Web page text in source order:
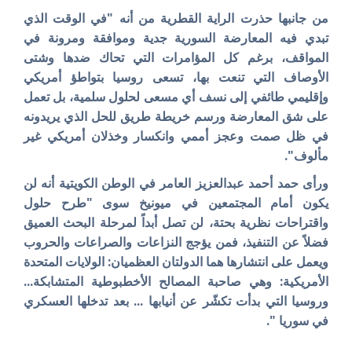
من جانبها حذرت الراية القطرية من أنه "في الوقت الذي
تبدي فيه المعارضة السورية جدية وموافقة ومرونة في
المواقف، برغم كل المؤامرات التي تحاك ضدها وشتى
الأوصاف التي تنعت بها، تسعى روسيا بتواطؤ أمريكي
وإقليمي طائفي إلى نسف أي مسعى لحلول سلمية، بل تعمل
على شق المعارضة ورسم خريطة طريق للحل الذي يريدونه
في ظل صمت وعجز أممي وانكسار وخذلان أمريكي غير
مألوف".
ورأى حمد أحمد عبدالعزيز العامر في الوطن الكويتية أنه لن
يكون أمام المجتمعين في ميونيخ سوى "طرح حلول
واقتراحات نظرية بحتة، لن تصل أبداً لمرحلة البحث العميق
فضلاً عن التنفيذ، فمن يؤجج النزاعات والصراعات والحروب
ويعمل على انتشارها هما الدولتان العظميان: الولايات المتحدة
الأمريكية: وهي صاحبة المصالح الأخطبوطية المتشابكة...
وروسيا التي بدأت تكشّر عن أنيابها ... بعد تدخلها العسكري
في سوريا ".